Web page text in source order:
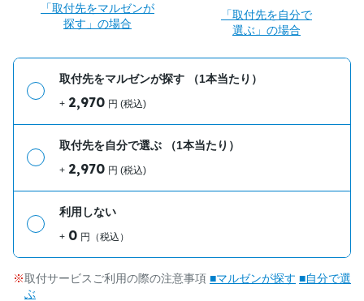
「取付先をマルゼンが
探す」の場合
「取付先を自分で
選ぶ」の場合
取付先をマルゼンが探す （1本当たり）
+ 2,970 円 (税込)
取付先を自分で選ぶ （1本当たり）
+ 2,970 円 (税込)
利用しない
+ 0 円（税込）
取付サービスご利用の際の注意事項 ■マルゼンが探す ■自分で選
ぶ